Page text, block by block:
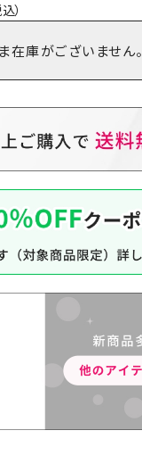
）
在庫がございません。